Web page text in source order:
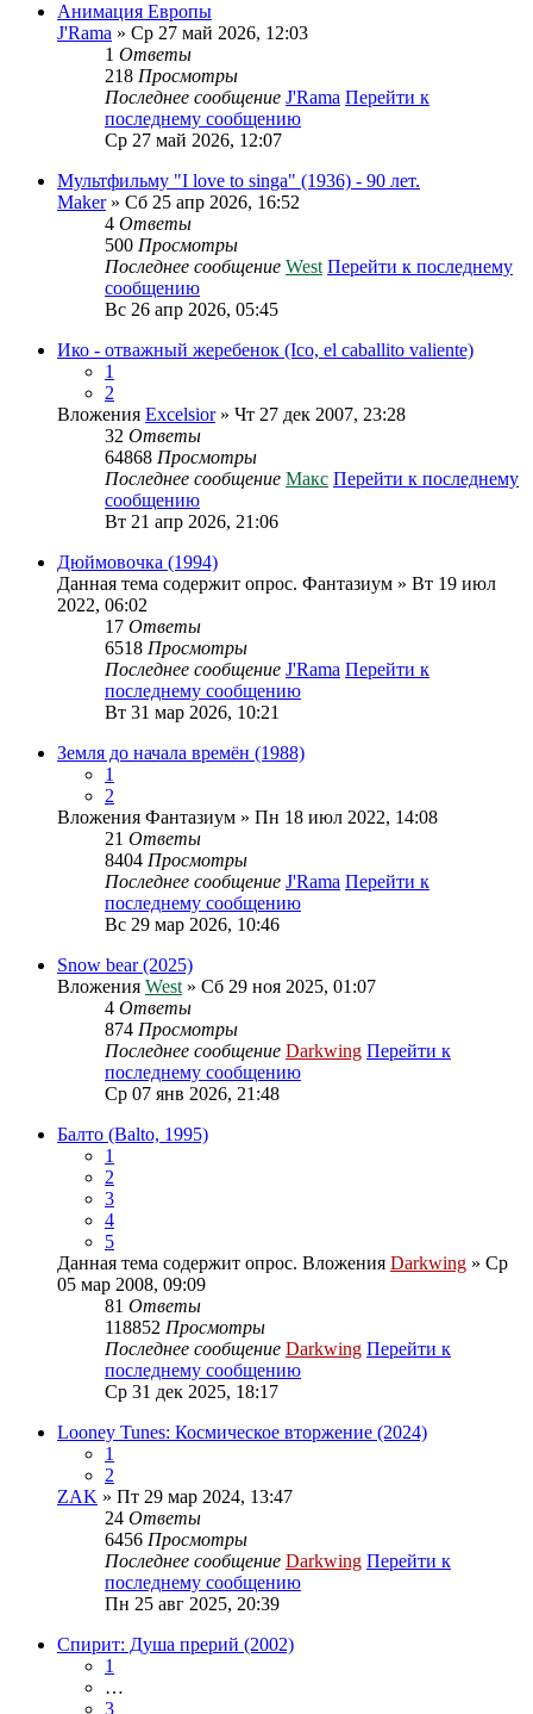
Анимация Европы
J'Rama » Ср 27 май 2026, 12:03
1 Ответы
218 Просмотры
Последнее сообщение J'Rama Перейти к
последнему сообщению
Ср 27 май 2026, 12:07
Мультфильму "I love to singa" (1936) - 90 лет.
Maker» Сб 25 апр 2026, 16:52
4 Ответы
500 Просмотры
Последнее сообщение West Перейти к последнему
сообщению
Вс 26 апр 2026, 05:45
Ико - отважный жеребенок (Ico, el caballito valiente)
1
2
Вложения Excelsior» Чт 27 дек 2007, 23:28
32 Ответы
64868 Просмотры
Последнее сообщение Макс Перейти к последнему
сообщению
Вт 21 апр 2026, 21:06
Дюймовочка (1994)
Данная тема содержит опрос. Фантазиум » Вт 19 июл
2022, 06:02
17 Ответы
6518 Просмотры
Последнее сообщение J'Rama Перейти к
последнему сообщению
Вт 31 мар 2026, 10:21
Земля до начала времён (1988)
1
2
Вложения Фантазиум » Пн 18 июл 2022, 14:08
21 Ответы
8404 Просмотры
Последнее сообщение J'Rama Перейти к
последнему сообщению
Вс 29 мар 2026, 10:46
Snow bear (2025)
Вложения West » Сб 29 ноя 2025, 01:07
4 Ответы
874 Просмотры
Последнее сообщение Darkwing Перейти к
последнему сообщению
Ср 07 янв 2026, 21:48
Балто (Balto, 1995)
1
2
3
4
5
Данная тема содержит опрос. Вложения Darkwing » Ср
05 мар 2008, 09:09
81 Ответы
118852 Просмотры
Последнее сообщение Darkwing Перейти к
последнему сообщению
Ср 31 дек 2025, 18:17
Looney Tunes: Космическое вторжение (2024)
1
2
ZAK » Пт 29 мар 2024, 13:47
24 Ответы
6456 Просмотры
Последнее сообщение Darkwing Перейти к
последнему сообщению
Пн 25 авг 2025, 20:39
Спирит: Душа прерий (2002)
1
…
3